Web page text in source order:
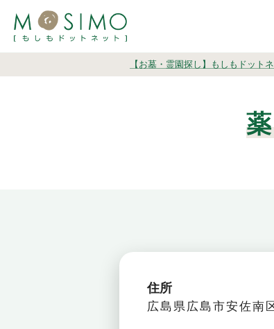
【お墓・霊園探し】もしもドット
住所
広島県広島市安佐